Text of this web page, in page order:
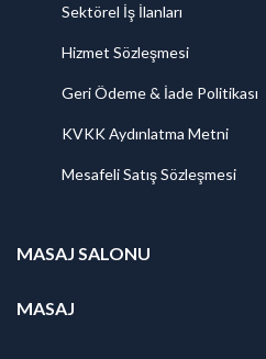
Sektörel İş İlanları
Hizmet Sözleşmesi
Geri Ödeme & İade Politikası
KVKK Aydınlatma Metni
Mesafeli Satış Sözleşmesi
MASAJ SALONU
MASAJ